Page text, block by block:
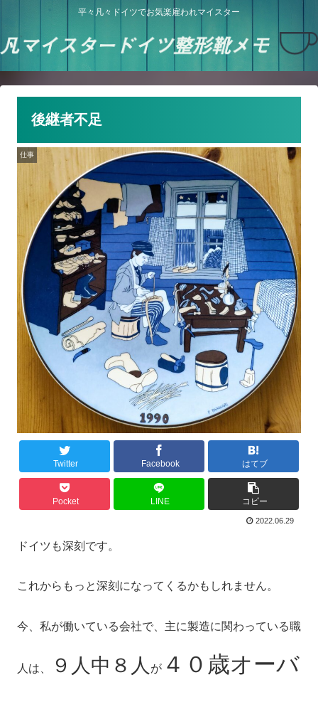
平々凡々ドイツでお気楽雇われマイスター
後継者不足
仕事
Twitter Facebook はてブ
Pocket LINE コピー
2022.06.29
ドイツも深刻です。
これからもっと深刻になってくるかもしれません。
今、私が働いている会社で、主に製造に関わっている職
人は、 ９人中８人 が ４０歳オーバ